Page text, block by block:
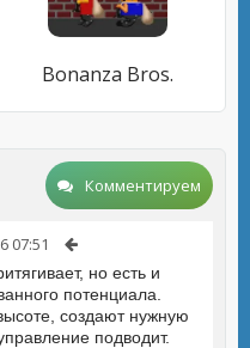
Bonanza Bros.
Комментируем
07:51
но есть и
потенциала.
создают нужную
подводит.